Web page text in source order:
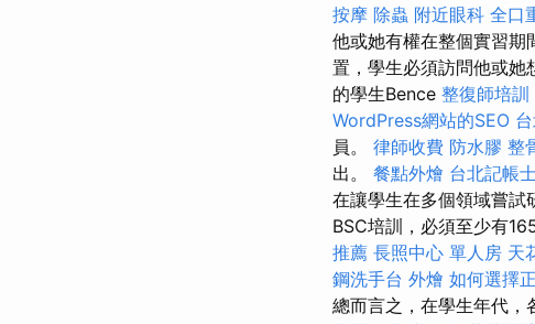
按摩 除蟲 附近眼科 全口
他或她有權在整個實習期
置，學生必須訪問他或她
的學生Bence 整復師培訓
WordPress網站的SEO
員。 律師收費 防水膠 整
出。 餐點外燴 台北記帳
在讓學生在多個領域嘗試
BSC培訓，必須至少有
推薦 長照中心 單人房 天
鋼洗手台 外燴 如何選擇
總而言之，在學生年代，